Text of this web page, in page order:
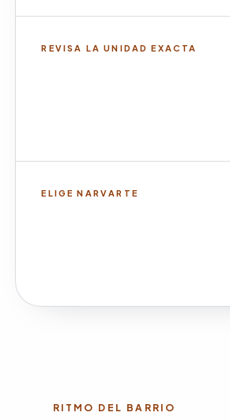
REVISA LA UNIDAD EXACTA
ELIGE NARVARTE
RITMO DEL BARRIO